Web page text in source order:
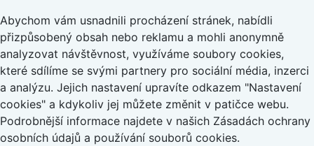
Abychom vám usnadnili procházení stránek, nabídli
přizpůsobený obsah nebo reklamu a mohli anonymně
analyzovat návštěvnost, využíváme soubory cookies,
které sdílíme se svými partnery pro sociální média, inzerci
a analýzu. Jejich nastavení upravíte odkazem "Nastavení
cookies" a kdykoliv jej můžete změnit v patičce webu.
Podrobnější informace najdete v našich Zásadách ochrany
osobních údajů a používání souborů cookies.